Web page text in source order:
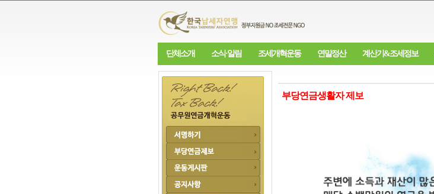
단체소개 소식·알림 조세개혁운동 연말정산 계산기&조세정보
부당연금생활자 제보